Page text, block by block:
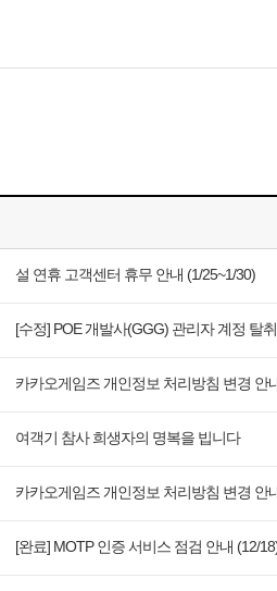
패스 오브 엑자일 2
설 연휴 고객센터 휴무 안내 (1/25~1/30)
[수정] POE 개발사(GGG) 관리자 계정 탈
카카오게임즈 개인정보 처리방침 변경 안
여객기 참사 희생자의 명복을 빕니다
카카오게임즈 개인정보 처리방침 변경 안
[완료] MOTP 인증 서비스 점검 안내 (12/